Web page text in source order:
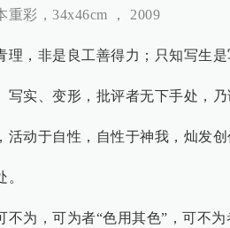
重彩，34x46cm ， 2009
理，非是良工善得力；只知写生是
写实、变形，批评者无下手处，乃
活动于自性，自性于神我，灿发创
不为，可为者“色用其色”，可不